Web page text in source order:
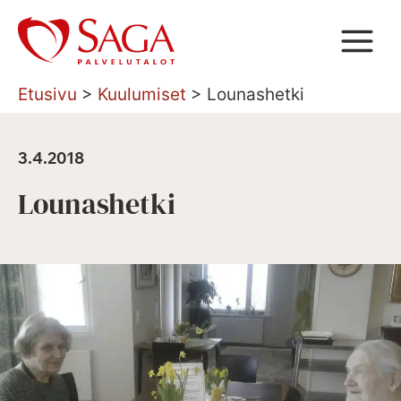
Siirry
sisältöön
Etusivu > Kuulumiset > Lounashetki
3.4.2018
Lounashetki